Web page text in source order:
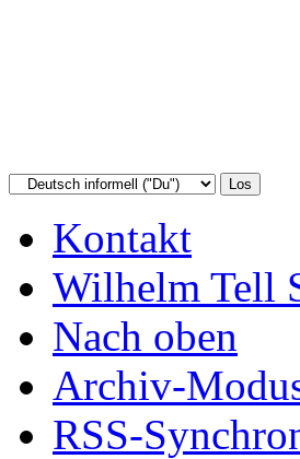
Kontakt
Wilhelm Tell
Nach oben
Archiv-
RSS-